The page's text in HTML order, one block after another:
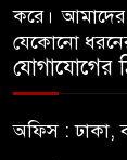
৭
করে।
যেকোনো
যোগাযোগের
অফিস : ঢাকা,